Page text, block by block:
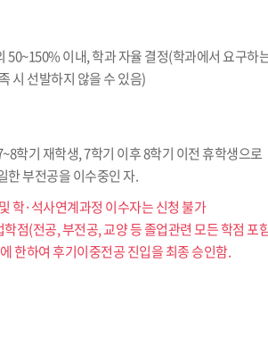
50~150% 이내, 학과 자율 결정(학과에서 요구하
시 선발하지 않을 수 있음)
학기 재학생, 7학기 이후 8학기 이전 휴학생으로
한 부전공을 이수중인 자.
학·석사연계과정 이수자는 신청 불가
점(전공, 부전공, 교양 등 졸업관련 모든 학점 포
한하여 후기이중전공 진입을 최종 승인함.